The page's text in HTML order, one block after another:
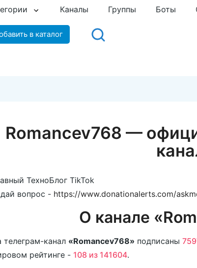
Каналы Группы Боты
в каталог
Romancev768 —
ТехноБлог TikTok
вопрос - https://www.donationalerts.com/
О канале
телеграм-канал «Romancev768» подписаны
рейтинге - 108 из 141604.